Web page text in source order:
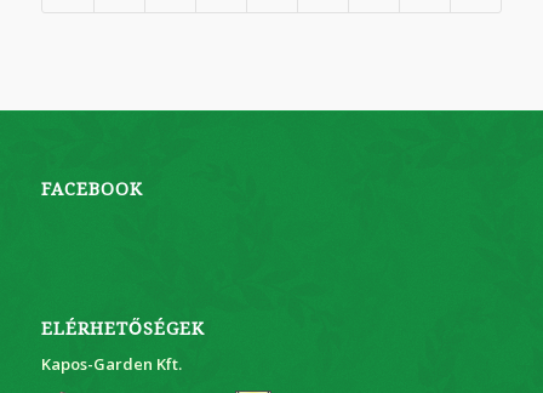
FACEBOOK
ELÉRHETŐSÉGEK
Kapos-Garden Kft.